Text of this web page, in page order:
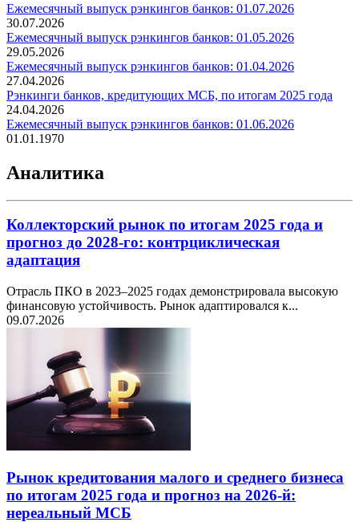
Ежемесячный выпуск рэнкингов банков: 01.07.2026
30.07.2026
Ежемесячный выпуск рэнкингов банков: 01.05.2026
29.05.2026
Ежемесячный выпуск рэнкингов банков: 01.04.2026
27.04.2026
Рэнкинги банков, кредитующих МСБ, по итогам 2025 года
24.04.2026
Ежемесячный выпуск рэнкингов банков: 01.06.2026
01.01.1970
Аналитика
Коллекторский рынок по итогам 2025 года и
прогноз до 2028-го: контрциклическая
адаптация
Отрасль ПКО в 2023–2025 годах демонстрировала высокую
финансовую устойчивость. Рынок адаптировался к...
09.07.2026
Рынок кредитования малого и среднего бизнеса
по итогам 2025 года и прогноз на 2026-й:
нереальный МСБ